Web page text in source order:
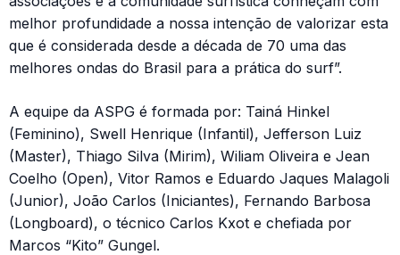
melhor profundidade a nossa intenção de valorizar esta
que é considerada desde a década de 70 uma das
melhores ondas do Brasil para a prática do surf”.
A equipe da ASPG é formada por: Tainá Hinkel
(Feminino), Swell Henrique (Infantil), Jefferson Luiz
(Master), Thiago Silva (Mirim), Wiliam Oliveira e Jean
Coelho (Open), Vitor Ramos e Eduardo Jaques Malagoli
(Junior), João Carlos (Iniciantes), Fernando Barbosa
(Longboard), o técnico Carlos Kxot e chefiada por
Marcos “Kito” Gungel.